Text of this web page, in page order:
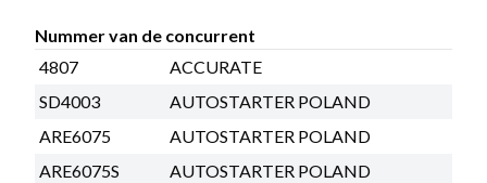
Nummer van de concurrent
4807
ACCURATE
SD4003
AUTOSTARTER POLAND
ARE6075
AUTOSTARTER POLAND
ARE6075S
AUTOSTARTER POLAND